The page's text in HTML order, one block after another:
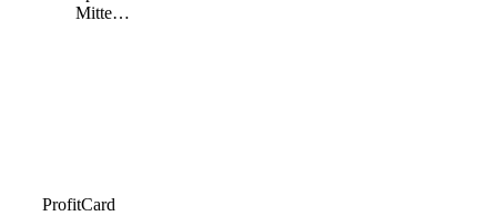
Mitte…
ProfitCard